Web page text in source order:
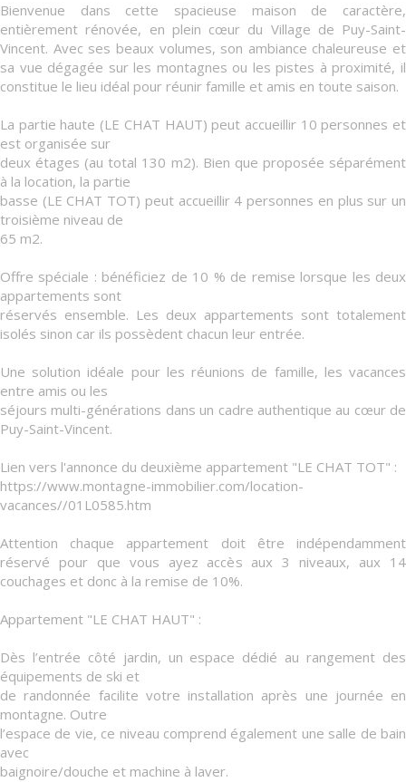
Bienvenue dans cette spacieuse maison de caractère,
entièrement rénovée, en plein cœur du Village de Puy-Saint-
Vincent. Avec ses beaux volumes, son ambiance chaleureuse et
sa vue dégagée sur les montagnes ou les pistes à proximité, il
constitue le lieu idéal pour réunir famille et amis en toute saison.
La partie haute (LE CHAT HAUT) peut accueillir 10 personnes et
est organisée sur
deux étages (au total 130 m2). Bien que proposée séparément
à la location, la partie
basse (LE CHAT TOT) peut accueillir 4 personnes en plus sur un
troisième niveau de
65 m2.
Offre spéciale : bénéficiez de 10 % de remise lorsque les deux
appartements sont
réservés ensemble. Les deux appartements sont totalement
isolés sinon car ils possèdent chacun leur entrée.
Une solution idéale pour les réunions de famille, les vacances
entre amis ou les
séjours multi-générations dans un cadre authentique au cœur de
Puy-Saint-Vincent.
Lien vers l'annonce du deuxième appartement "LE CHAT TOT" :
https://www.montagne-immobilier.com/location-
vacances//01L0585.htm
Attention chaque appartement doit être indépendamment
réservé pour que vous ayez accès aux 3 niveaux, aux 14
couchages et donc à la remise de 10%.
Appartement "LE CHAT HAUT" :
Dès l’entrée côté jardin, un espace dédié au rangement des
équipements de ski et
de randonnée facilite votre installation après une journée en
montagne. Outre
l’espace de vie, ce niveau comprend également une salle de bain
avec
baignoire/douche et machine à laver.